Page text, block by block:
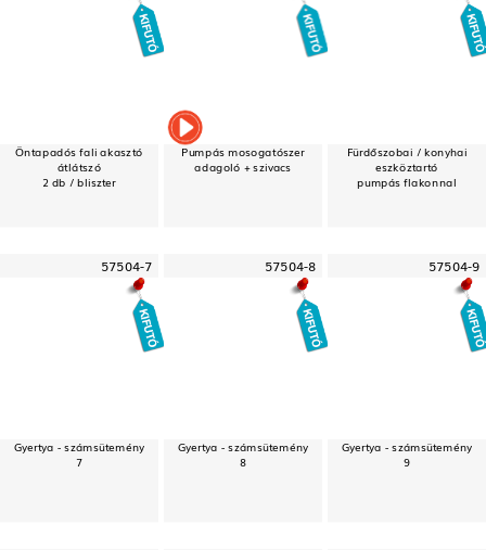
Öntapadós fali akasztó
átlátszó
2 db / bliszter
Pumpás mosogatószer
adagoló + szivacs
Fürdőszobai / konyhai
eszköztartó
pumpás flakonnal
57504-7
Gyertya - számsütemény
7
57504-8
Gyertya - számsütemény
8
57504-9
Gyertya - számsütemény
9